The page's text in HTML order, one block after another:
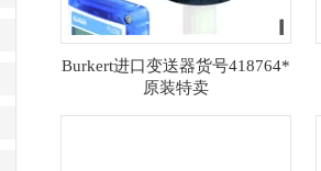
Burkert进口变送器货号418764*
原装特卖